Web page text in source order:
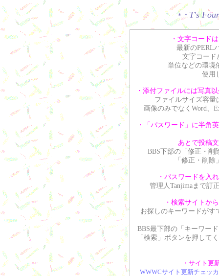
＊＊ T's
・文字コード
最新のPERL
文字コード
単位などの環境
使用
・添付ファイルには写真
ファイルサイズ容量
画像のみでなくWord、
・「パスワード」に半角
あとで投稿
BBS下部の「修正・削
「修正・削
・パスワードを入
管理人Tanjimaまで訂
・検索サイトか
お探しのキーワードがす
BBS最下部の「キーワー
「検索」ボタンを押して
・サイト更
WWWCサイト更新チェッ